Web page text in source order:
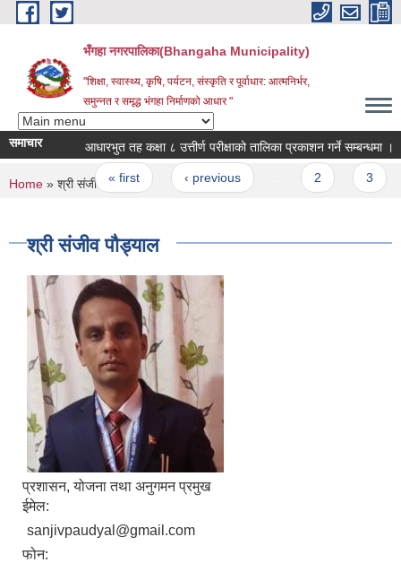
Skip to main content
भँगहा नगरपालिका(Bhangaha Municipality)
"शिक्षा, स्वास्थ्य, कृषि, पर्यटन, संस्कृति र पूर्वाधार: आत्मनिर्भर,
समुन्नत र समृद्ध भंगहा निर्माणको आधार "
समाचार आधारभुत तह कक्षा ८ उत्तीर्ण परीक्षाको तालिका प्रकाशन गर्ने सम्बन्धमा ।
Pages
« first ‹ previous
You are here
Home » श्री संजीव पौड्याल
श्री संजीव पौड्याल
प्रशासन, योजना तथा अनुगमन प्रमुख
ईमेल:
sanjivpaudyal@gmail.com
फोन: